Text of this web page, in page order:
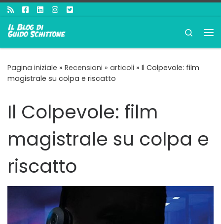
Passa al contenuto
Search
Pagina iniziale » Recensioni » articoli » Il Colpevole: film
magistrale su colpa e riscatto
Il Colpevole: film
magistrale su colpa e
riscatto